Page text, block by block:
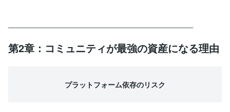
第2章：コミュニティが最強の資産になる理由
プラットフォーム依存のリスク